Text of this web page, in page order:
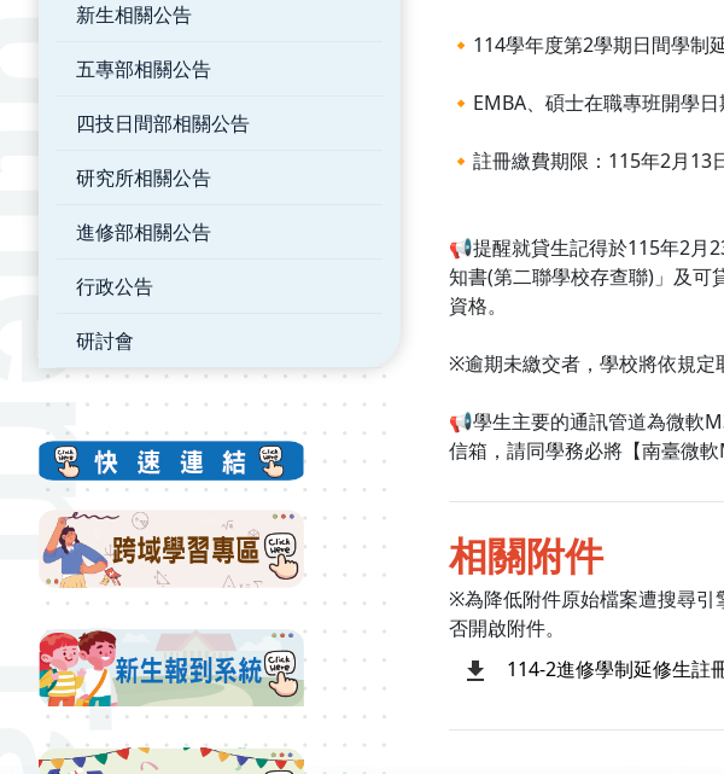
新生相關公告
五專部相關公告
四技日間部相關公告
研究所相關公告
進修部相關公告
行政公告
研討會
🔸114學年度第2學期日間學制
🔸EMBA、碩士在職專班開學
🔸註冊繳費期限：115年2月13
📢提醒就貸生記得於115年2月
知書(第二聯學校存查聯)」及可
資格。
※逾期未繳交者，學校將依規
📢學生主要的通訊管道為微軟
信箱，請同學務必將【南臺微
相關附件
※為降低附件原始檔案遭搜尋引
否開啟附件。
114-2進修學制延修生註